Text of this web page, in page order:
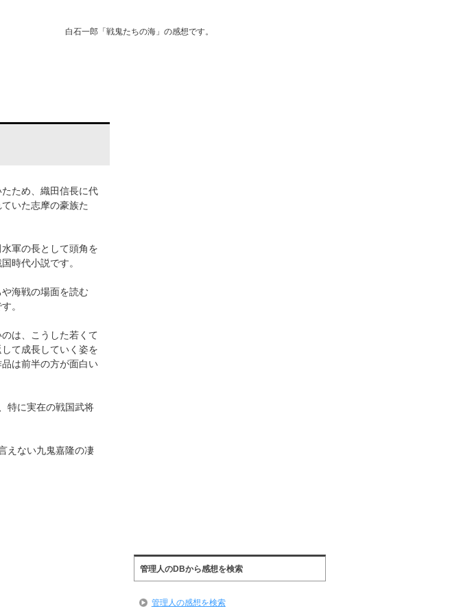
白石一郎「戦鬼たちの海」の感想です。
ため、織田信長に代
いた志摩の豪族た
軍の長として頭角を
時代小説です。
海戦の場面を読む
。
は、こうした若くて
て成長していく姿を
は前半の方が面白い
特に実在の戦国武将
えない九鬼嘉隆の凄
管理人のDBから感想を検索
管理人の感想を検索